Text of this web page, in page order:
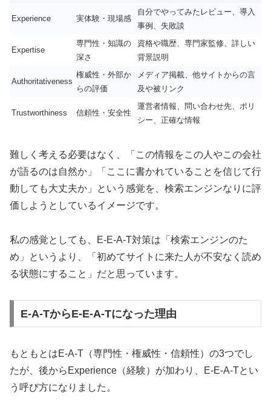
Experience 実体験・現場感
自分でやってみたレビュー、導入
事例、失敗談
Expertise
専門性・知識の
深さ
資格や職歴、専門家監修、詳しい
背景説明
Authoritativeness
権威性・外部か
らの評価
メディア掲載、他サイトからの言
及や被リンク
Trustworthiness 信頼性・安全性
運営者情報、問い合わせ先、ポリ
シー、正確な情報
難しく考える必要はなく、「この情報をこの人やこの会社
が語るのは自然か」「ここに書かれていることを信じて行
動しても大丈夫か」という感覚を、検索エンジンなりに評
価しようとしているイメージです。
私の感覚としても、E-E-A-T対策は「検索エンジンのた
め」というより、「初めてサイトに来た人が不安なく読め
る状態にすること」だと思っています。
E-A-TからE-E-A-Tになった理由
もともとはE-A-T（専門性・権威性・信頼性）の3つでし
たが、後からExperience（経験）が加わり、E-E-A-Tとい
う呼び方になりました。